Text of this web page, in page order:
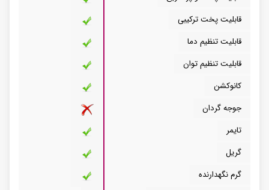
قابلیت پخت ترکیبی
قابلیت تنظیم دما
قابلیت تنظیم توان
کانوکشن
جوجه گردان
تایمر
گریل
گرم نگهدارنده